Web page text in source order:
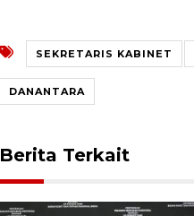
SEKRETARIS KABINET
DANANTARA
Berita Terkait